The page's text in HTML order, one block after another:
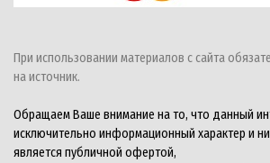
При использовании материалов с сайта
на источник.
Обращаем Ваше внимание на то, что данный
исключительно информационный характер и ни
является публичной офертой,